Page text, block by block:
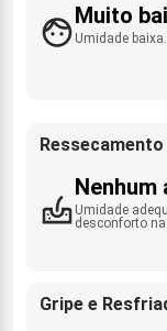
Muito
Umidade
Ressecamento
Nenhum
Umidade
desconforto na
Gripe e